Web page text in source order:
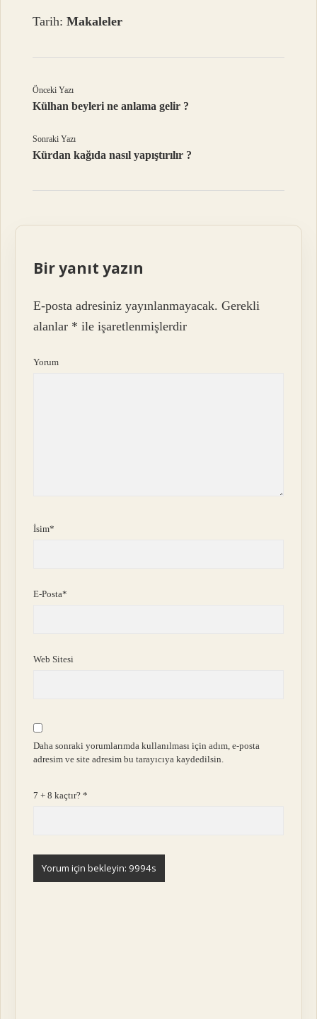
Tarih:Makaleler
Önceki Yazı
Külhan beyleri ne anlama gelir ?
Sonraki Yazı
Kürdan kağıda nasıl yapıştırılır ?
Bir yanıt yazın
E-posta adresiniz yayınlanmayacak. Gerekli
alanlar * ile işaretlenmişlerdir
Yorum
İsim*
E-Posta*
Web Sitesi
Daha sonraki yorumlarımda kullanılması için adım, e-posta
adresim ve site adresim bu tarayıcıya kaydedilsin.
7 + 8 kaçtır?*